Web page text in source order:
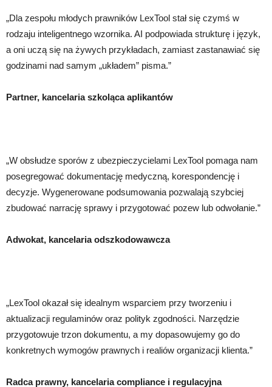
„Dla zespołu młodych prawników LexTool stał się czymś w
rodzaju inteligentnego wzornika. AI podpowiada strukturę i język,
a oni uczą się na żywych przykładach, zamiast zastanawiać się
godzinami nad samym „układem” pisma.”
Partner, kancelaria szkoląca aplikantów
„W obsłudze sporów z ubezpieczycielami LexTool pomaga nam
posegregować dokumentację medyczną, korespondencję i
decyzje. Wygenerowane podsumowania pozwalają szybciej
zbudować narrację sprawy i przygotować pozew lub odwołanie.”
Adwokat, kancelaria odszkodowawcza
„LexTool okazał się idealnym wsparciem przy tworzeniu i
aktualizacji regulaminów oraz polityk zgodności. Narzędzie
przygotowuje trzon dokumentu, a my dopasowujemy go do
konkretnych wymogów prawnych i realiów organizacji klienta.”
Radca prawny, kancelaria compliance i regulacyjna